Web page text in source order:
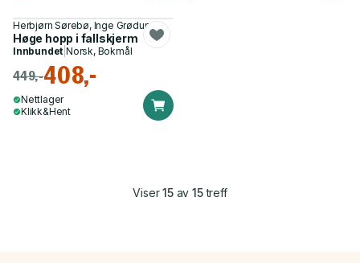
Herbjørn Sørebø, Inge Grødum
Høge hopp i fallskjerm
Innbundet |Norsk, Bokmål
449,-408,-
Nettlager
Klikk&Hent
Viser15av 15treff